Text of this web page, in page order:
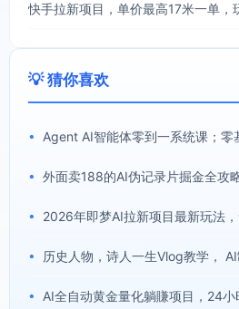
💡 猜你喜欢
•
•
•
•
• AI全自动黄金量化躺賺项目，24小